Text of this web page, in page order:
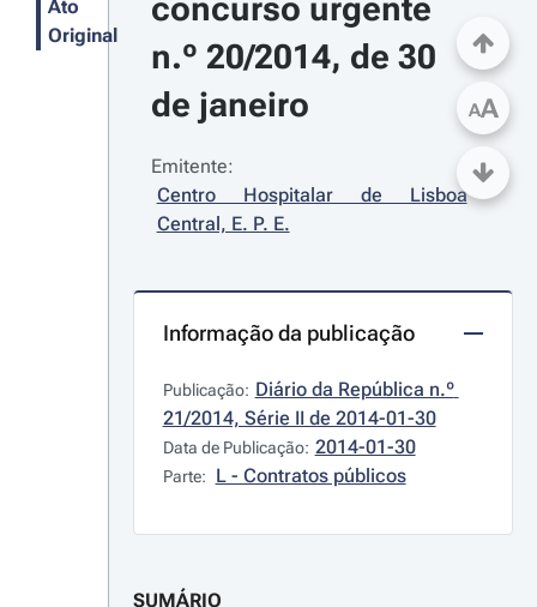
Ato
Original
concurso urgente
n.º 20/2014, de 30
de janeiro
Emitente:
Centro Hospitalar de Lisboa
Central, E. P. E.
Informação da publicação
Publicação: Diário da República n.º
21/2014, Série II de 2014-01-30
Data de Publicação: 2014-01-30
Parte: L - Contratos públicos
SUMÁRIO
AA